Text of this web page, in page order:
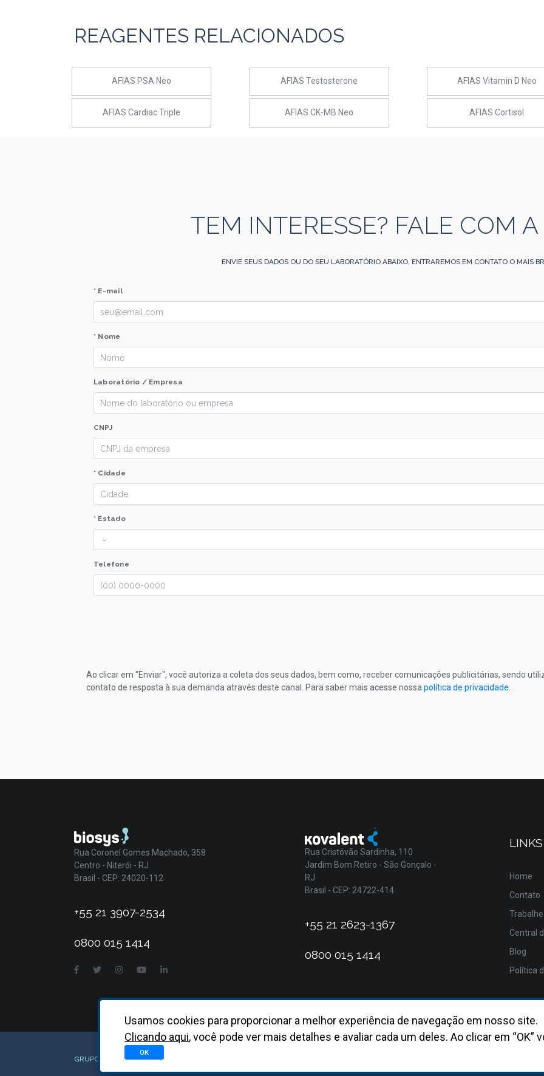
REAGENTES RELACIONADOS
AFIAS PSA Neo AFIAS Testosterone AFIAS Vitamin D Neo
AFIAS Cardiac Triple AFIAS CK-MB Neo AFIAS Cortisol
TEM INTERESSE? FALE COM
ENVIE SEUS DADOS OU DO SEU LABORATÓRIO ABAIXO, ENTRAREMOS EM CONTATO O MAIS
* E-mail
* Nome
Laboratório / Empresa
CNPJ
* Cidade
* Estado
Telefone
Ao clicar em "Enviar", você autoriza a coleta dos seus dados, bem como, receber comunicações publicitárias, sendo
contato de resposta à sua demanda através deste canal. Para saber mais acesse nossa política de privacidade
Rua Coronel Gomes Machado, 358
Centro - Niterói - RJ
Brasil - CEP: 24020-112
+55 21 3907-2534
0800 015 1414
Rua Cristóvão Sardinha, 110
Jardim Bom Retiro - São Gonçalo -
RJ
Brasil - CEP: 24722-414
+55 21 2623-1367
0800 015 1414
Home
Contato
Central
Blog
Política
GRUPO BIOSYS KOVALENT |
Usamos cookies para proporcionar a melhor experiência de navegação em nosso site.
Clicando aqui, você pode ver mais detalhes e avaliar cada um deles. Ao clicar em “OK”
OK